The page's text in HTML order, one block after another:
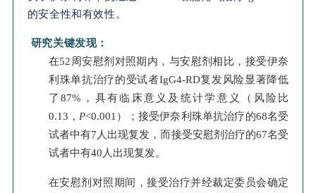
的安全性和有效性。
研究关键发现：
在52周安慰剂对照期内， 与安慰剂相比， 接受伊奈
利珠单抗治疗的受试者IgG4-RD复发风险显著降低
了87%，具有临床意义及统计学意义（风险比
0.13， P<0.001）；接受伊奈利珠单抗治疗的68名受
试者中有7人出现复发，而接受安慰剂治疗的67名受
试者中有40人出现复发。
在安慰剂对照期间，接受治疗并经裁定委员会确定